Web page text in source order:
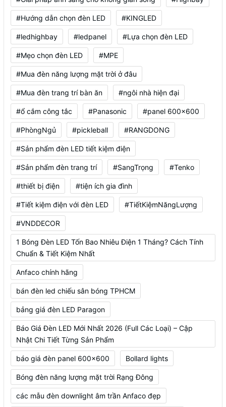
#Hướng dẫn chọn đèn LED #KINGLED
#ledhighbay #ledpanel #Lựa chọn đèn LED
#Mẹo chọn đèn LED #MPE
#Mua đèn năng lượng mặt trời ở đâu
#Mua đèn trang trí bàn ăn #ngôi nhà hiện đại
#ổ cắm công tắc #Panasonic #panel 600x600
#PhòngNgủ #pickleball #RANGDONG
#Sản phẩm đèn LED tiết kiệm điện
#Sản phẩm đèn trang trí #SangTrọng #Tenko
#thiết bị điện #tiện ích gia đình
#Tiết kiệm điện với đèn LED #TiếtKiệmNăngLượng
#VNDDECOR
1 Bóng Đèn LED Tốn Bao Nhiêu Điện 1 Tháng? Cách Tính
Chuẩn & Tiết Kiệm Nhất
Anfaco chính hãng
bán đèn led chiếu sân bóng TPHCM
bảng giá đèn LED Paragon
Báo Giá Đèn LED Mới Nhất 2026 (Full Các Loại) – Cập
Nhật Chi Tiết Từng Sản Phẩm
báo giá đèn panel 600x600 Bollard lights
Bóng đèn năng lượng mặt trời Rạng Đông
các mẫu đèn downlight âm trần Anfaco đẹp